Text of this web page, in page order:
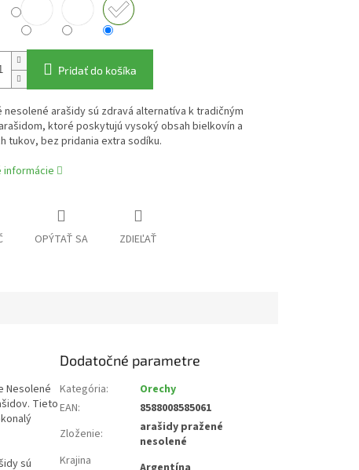
Pridať do košíka
nesolené arašidy sú zdravá alternatíva k tradičným
ktoré poskytujú vysoký obsah bielkovín a
tukov, bez pridania extra sodíku.
informácie
OPÝTAŤ SA ZDIEĽAŤ
Nesolené
Tieto
sú
Dodatočné parametre
Kategória:
Orechy
EAN:
8588008585061
Zloženie:
arašidy pražené
nesolené
Krajina